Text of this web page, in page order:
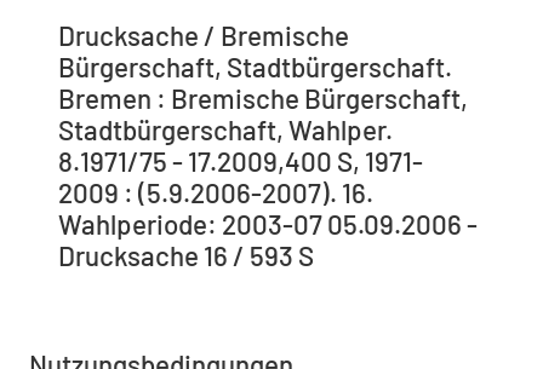
Drucksache / Bremische
Bürgerschaft, Stadtbürgerschaft.
Bremen : Bremische Bürgerschaft,
Stadtbürgerschaft, Wahlper.
8.1971/75 - 17.2009,400 S, 1971-
2009 : (5.9.2006-2007). 16.
Wahlperiode: 2003-07 05.09.2006 -
Drucksache 16 / 593 S